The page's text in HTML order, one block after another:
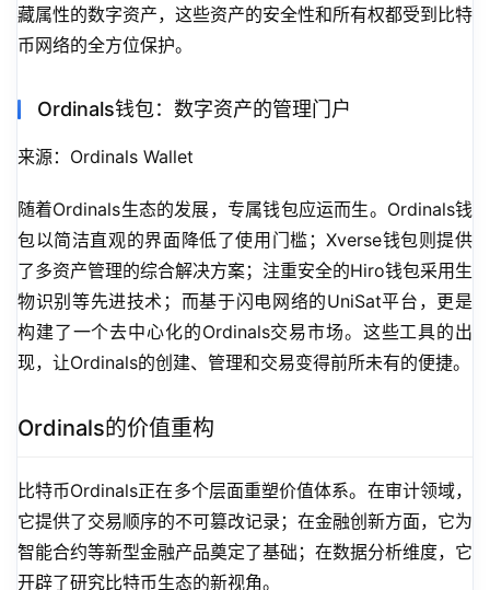
藏属性的数字资产，这些资产的安全性和所有权都受到比特
币网络的全方位保护。
Ordinals钱包：数字资产的管理门户
来源：Ordinals Wallet
随着Ordinals生态的发展，专属钱包应运而生。Ordinals钱
包以简洁直观的界面降低了使用门槛；Xverse钱包则提供
了多资产管理的综合解决方案；注重安全的Hiro钱包采用生
物识别等先进技术；而基于闪电网络的UniSat平台，更是
构建了一个去中心化的Ordinals交易市场。这些工具的出
现，让Ordinals的创建、管理和交易变得前所未有的便捷。
Ordinals的价值重构
比特币Ordinals正在多个层面重塑价值体系。在审计领域，
它提供了交易顺序的不可篡改记录；在金融创新方面，它为
智能合约等新型金融产品奠定了基础；在数据分析维度，它
开辟了研究比特币生态的新视角。